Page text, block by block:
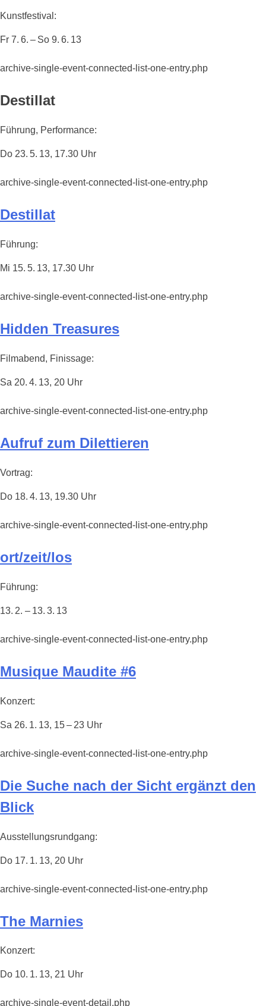
Kunstfestival:
Fr 7. 6. – So 9. 6. 13
archive-single-event-connected-list-one-entry.php
Destillat
Führung, Performance:
Do 23. 5. 13, 17.30 Uhr
archive-single-event-connected-list-one-entry.php
Destillat
Führung:
Mi 15. 5. 13, 17.30 Uhr
archive-single-event-connected-list-one-entry.php
Hidden Treasures
Filmabend, Finissage:
Sa 20. 4. 13, 20 Uhr
archive-single-event-connected-list-one-entry.php
Aufruf zum Dilettieren
Vortrag:
Do 18. 4. 13, 19.30 Uhr
archive-single-event-connected-list-one-entry.php
ort/zeit/los
Führung:
13. 2. – 13. 3. 13
archive-single-event-connected-list-one-entry.php
Musique Maudite #6
Konzert:
Sa 26. 1. 13, 15 – 23 Uhr
archive-single-event-connected-list-one-entry.php
Die Suche nach der Sicht ergänzt den
Blick
Ausstellungsrundgang:
Do 17. 1. 13, 20 Uhr
archive-single-event-connected-list-one-entry.php
The Marnies
Konzert:
Do 10. 1. 13, 21 Uhr
archive-single-event-detail.php